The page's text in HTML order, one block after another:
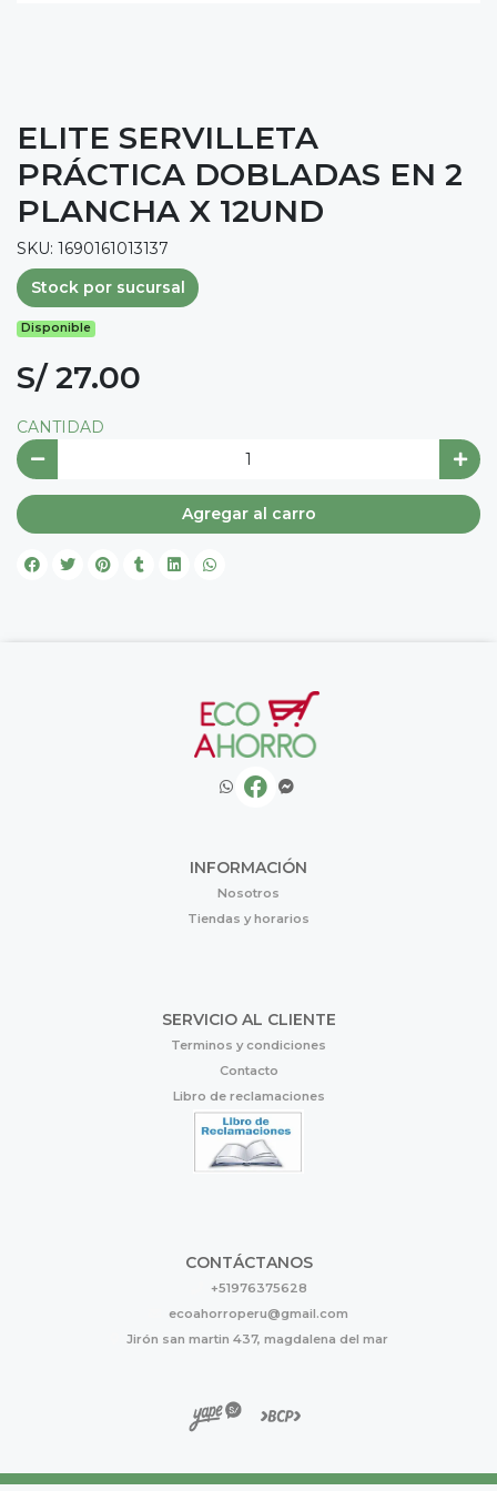
ELITE SERVILLETA
PRÁCTICA DOBLADAS EN 2
PLANCHA X 12UND
SKU: 1690161013137
Stock por sucursal
Disponible
S/ 27.00
CANTIDAD
Agregar al carro
INFORMACIÓN
Nosotros
Tiendas y horarios
SERVICIO AL CLIENTE
Terminos y condiciones
Contacto
Libro de reclamaciones
CONTÁCTANOS
+51976375628
ecoahorroperu@gmail.com
Jirón san martin 437, magdalena del mar